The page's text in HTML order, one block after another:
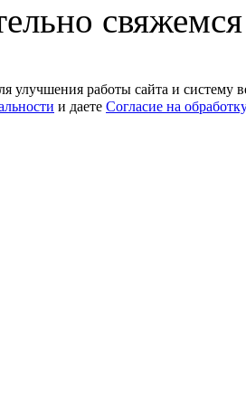
улучшения работы сайта и систему
и даете Согласие на